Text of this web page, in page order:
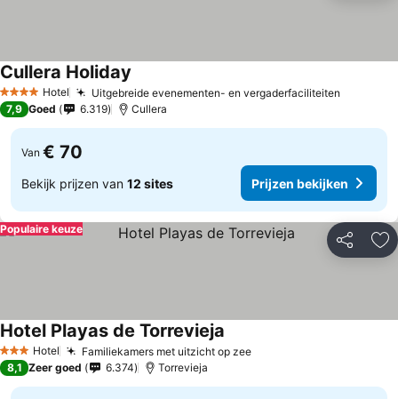
4 SterrenHotel Uitgebreide evenementen- en vergaderfaciliteiten
Cullera Holiday
7,9 Goed 6.319 Cullera
Van € 70
Bekijk prijzen van 12 sites Prijzen bekijken
Delen
Populaire keuze
3 SterrenHotel Familiekamers met uitzicht op zee
Hotel Playas de Torrevieja
8,1 Zeer goed 6.374 Torrevieja